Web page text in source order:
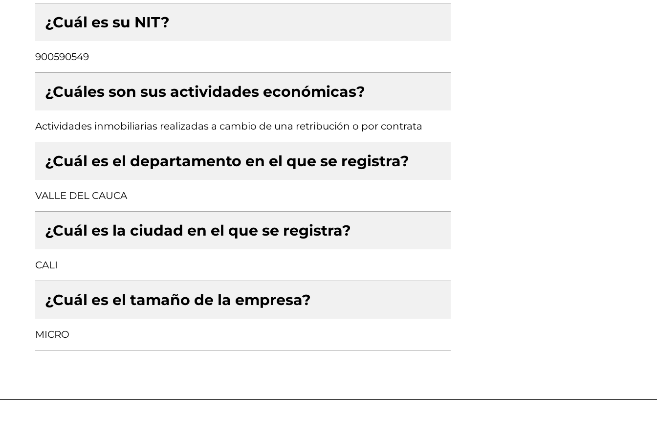
¿Cuál es su NIT?
900590549
¿Cuáles son sus actividades económicas?
Actividades inmobiliarias realizadas a cambio de una retribución o por contrata
¿Cuál es el departamento en el que se registra?
VALLE DEL CAUCA
¿Cuál es la ciudad en el que se registra?
CALI
¿Cuál es el tamaño de la empresa?
MICRO